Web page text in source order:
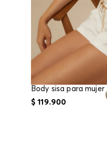
Body sisa para mujer
$ 119.900